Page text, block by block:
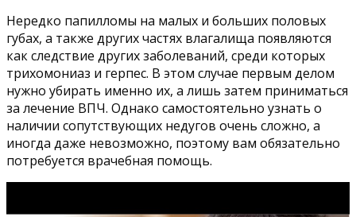
Нередко папилломы на малых и больших половых
губах, а также других частях влагалища появляются
как следствие других заболеваний, среди которых
трихомониаз и герпес. В этом случае первым делом
нужно убирать именно их, а лишь затем приниматься
за лечение ВПЧ. Однако самостоятельно узнать о
наличии сопутствующих недугов очень сложно, а
иногда даже невозможно, поэтому вам обязательно
потребуется врачебная помощь.